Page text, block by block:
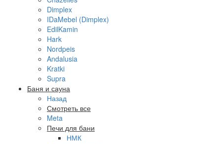
Dimplex
IDaMebel (Dimplex)
EdilKamin
Hark
Nordpeis
Andalusia
Kratki
Supra
Баня и сауна
Назад
Смотреть все
Meta
Печи для бани
НМК